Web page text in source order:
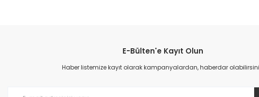
Ürün resmi kalitesiz, bozuk veya görüntülenemiyor.
Ürün açıklamasında eksik bilgiler bulunuyor.
E-Bülten'e Kayıt Olun
Haber listemize kayıt olarak kampanyalardan, haberdar